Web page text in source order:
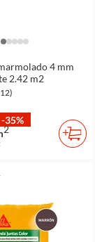
4 mm
2.42 m2
12)
-35%
2